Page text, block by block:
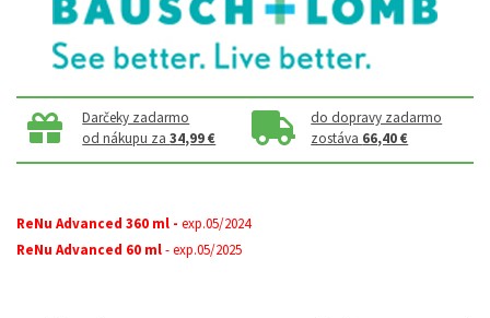
Darčeky zadarmo
od nákupu za34,99 €
do dopravy zadarmo
zostáva 66,40 €
ReNu Advanced 360 ml - exp.05/2024
ReNu Advanced 60 ml- exp.05/2025